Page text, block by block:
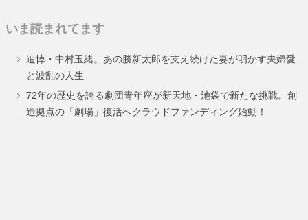
ー
ジ
ー
ジ
いま読まれてます
追悼・中村玉緒。あの勝新太郎を支え続けた妻が明かす夫婦愛
と波乱の人生
72年の歴史を誇る劇団青年座が新天地・池袋で新たな挑戦。創
造拠点の「劇場」復活へクラウドファンディング始動！